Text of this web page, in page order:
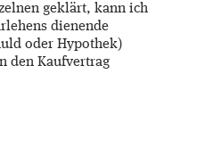
geklärt, kann ich
dienende
oder Hypothek)
den Kaufvertrag